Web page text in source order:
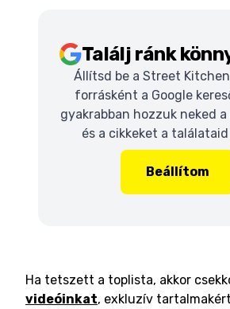
Találj ránk
Állítsd be a Street
forrásként a Google
gyakrabban hozzuk neked
és a cikkeket a
Beállítom
Ha tetszett a toplista, akkor
videóinkat, exkluzív